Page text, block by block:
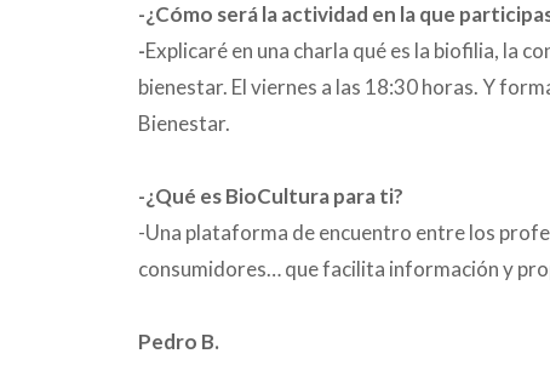
-¿Cómo será la actividad en la que
-Explicaré en una charla qué es la biofilia, la
bienestar. El viernes a las 18:30 horas. Y
Bienestar.
-¿Qué es BioCultura para ti?
-Una plataforma de encuentro entre los
consumidores… que facilita información y
Pedro B.